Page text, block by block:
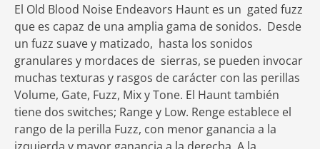
El Old Blood Noise Endeavors Haunt es un gated fuzz
que es capaz de una amplia gama de sonidos. Desde
un fuzz suave y matizado, hasta los sonidos
granulares y mordaces de sierras, se pueden invocar
muchas texturas y rasgos de carácter con las perillas
Volume, Gate, Fuzz, Mix y Tone. El Haunt también
tiene dos switches; Range y Low. Renge establece el
rango de la perilla Fuzz, con menor ganancia a la